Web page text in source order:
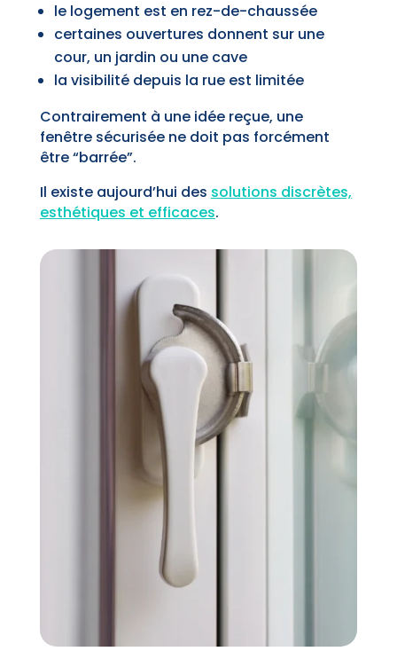
le logement est en rez-de-chaussée
certaines ouvertures donnent sur une
cour, un jardin ou une cave
la visibilité depuis la rue est limitée
Contrairement à une idée reçue, une
fenêtre sécurisée ne doit pas forcément
être “barrée”.
Il existe aujourd’hui des solutions discrètes,
esthétiques et efficaces.